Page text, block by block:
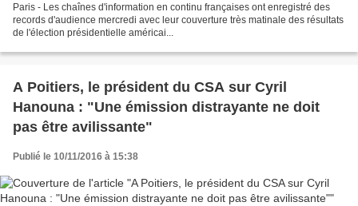
Paris - Les chaînes d'information en continu françaises ont enregistré des
records d'audience mercredi avec leur couverture très matinale des résultats
de l'élection présidentielle américai...
A Poitiers, le président du CSA sur Cyril
Hanouna : "Une émission distrayante ne doit
pas être avilissante"
Publié le 10/11/2016 à 15:38